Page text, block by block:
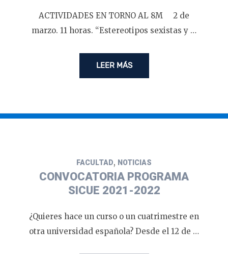
ACTIVIDADES EN TORNO AL 8M 2 de
marzo. 11 horas. “Estereotipos sexistas y …
LEER MÁS
FACULTAD, NOTICIAS
CONVOCATORIA PROGRAMA
SICUE 2021-2022
¿Quieres hace un curso o un cuatrimestre en
otra universidad española? Desde el 12 de …